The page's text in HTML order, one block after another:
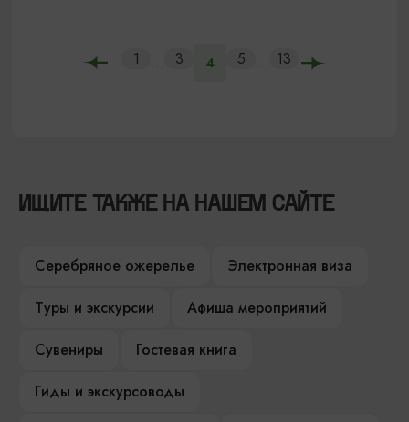
1 ... 3 4 5 ... 13
ИЩИТЕ ТАКЖЕ НА НАШЕМ САЙТЕ
Серебряное ожерелье
Электронная виза
Туры и экскурсии
Афиша мероприятий
Сувениры
Гостевая книга
Гиды и экскурсоводы